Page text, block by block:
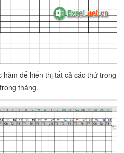
để hiển thị tất cả các thứ trong
tháng.